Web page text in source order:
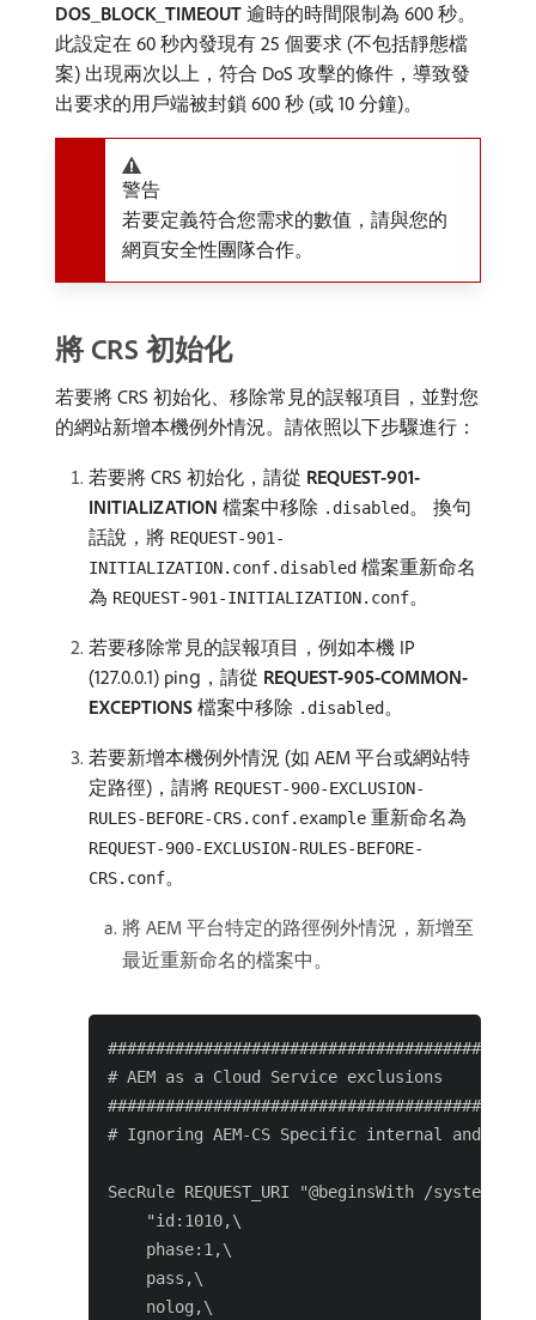
DOS_BLOCK_TIMEOUT 逾時的時間限制為 600 秒。
此設定在 60 秒內發現有 25 個要求 (不包括靜態檔
案) 出現兩次以上，符合 DoS 攻擊的條件，導致發
出要求的用戶端被封鎖 600 秒 (或 10 分鐘)。
警告
若要定義符合您需求的數值，請與您的
網頁安全性團隊合作。
將 CRS 初始化
若要將 CRS 初始化、移除常見的誤報項目，並對您
的網站新增本機例外情況。請依照以下步驟進行：
若要將 CRS 初始化，請從 REQUEST-901-
INITIALIZATION 檔案中移除 .disabled。 換句
話說，將 REQUEST-901-
INITIALIZATION.conf.disabled 檔案重新命名
為 REQUEST-901-INITIALIZATION.conf。
若要移除常見的誤報項目，例如本機 IP
(127.0.0.1) ping，請從 REQUEST-905-COMMON-
EXCEPTIONS 檔案中移除 .disabled。
若要新增本機例外情況 (如 AEM 平台或網站特
定路徑)，請將 REQUEST-900-EXCLUSION-
RULES-BEFORE-CRS.conf.example 重新命名為
REQUEST-900-EXCLUSION-RULES-BEFORE-
CRS.conf。
將 AEM 平台特定的路徑例外情況，新增至
最近重新命名的檔案中。
# AEM as a Cloud Service exclusions
# Ignoring AEM-CS Specific internal and
SecRule REQUEST_URI "@beginsWith /
    "id:1010,\
    phase:1,\
    pass,\
    nolog,\